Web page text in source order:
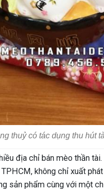
thuỷ có tác dụng thu hút
địa chỉ bán mèo thần
không chỉ xuất
sản phẩm cùng với một